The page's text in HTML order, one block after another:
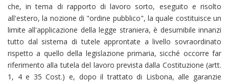
che, in tema di rapporto di lavoro sorto, eseguito e risolto
all'estero, la nozione di "ordine pubblico", la quale costituisce un
limite all'applicazione della legge straniera, è desumibile innanzi
tutto dal sistema di tutele approntate a livello sovraordinato
rispetto a quello della legislazione primaria, sicché occorre far
riferimento alla tutela del lavoro prevista dalla Costituzione (artt.
1, 4 e 35 Cost.) e, dopo il trattato di Lisbona, alle garanzie